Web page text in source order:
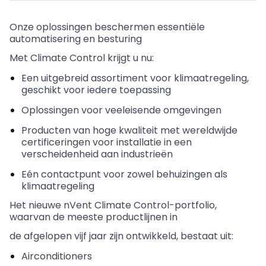
Onze oplossingen beschermen essentiële
automatisering en besturing
Met Climate Control krijgt u nu:
Een uitgebreid assortiment voor klimaatregeling,
geschikt voor iedere toepassing
Oplossingen voor veeleisende omgevingen
Producten van hoge kwaliteit met wereldwijde
certificeringen voor installatie in een
verscheidenheid aan industrieën
Eén contactpunt voor zowel behuizingen als
klimaatregeling
Het nieuwe nVent Climate Control-portfolio,
waarvan de meeste productlijnen in
de afgelopen vijf jaar zijn ontwikkeld, bestaat uit:
Airconditioners